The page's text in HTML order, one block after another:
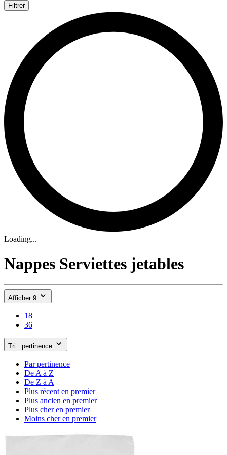
Filtrer
Loading...
Nappes Serviettes jetables
Afficher 9
18
36
Tri : pertinence
Par pertinence
De A à Z
De Z à A
Plus récent en premier
Plus ancien en premier
Plus cher en premier
Moins cher en premier